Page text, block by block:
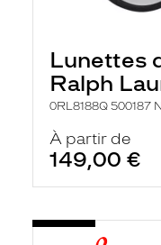
Lunettes
Ralph
0RL8188Q 500187
À partir de
149,00 €